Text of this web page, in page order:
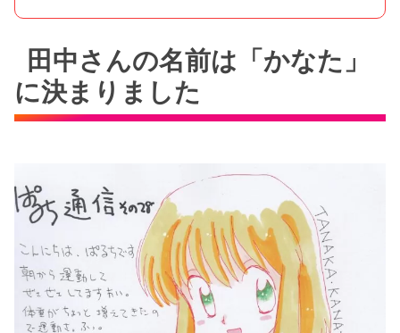
田中さんの名前は「かなた」
に決まりました